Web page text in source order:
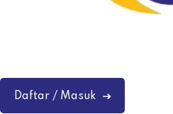
Daftar / Masuk